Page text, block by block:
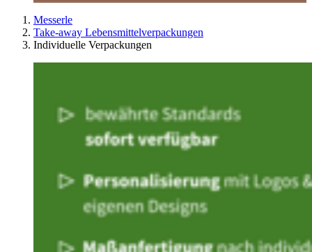
Messerle
Take-away Lebensmittelverpackungen
Individuelle Verpackungen